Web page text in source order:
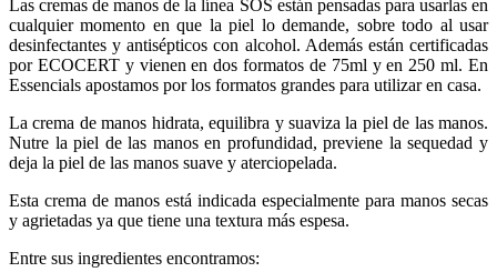
Las cremas de manos de la línea SOS están pensadas para usarlas en
cualquier momento en que la piel lo demande, sobre todo al usar
desinfectantes y antisépticos con alcohol. Además están certificadas
por ECOCERT y vienen en dos formatos de 75ml y en 250 ml. En
Essencials apostamos por los formatos grandes para utilizar en casa.
La crema de manos hidrata, equilibra y suaviza la piel de las manos.
Nutre la piel de las manos en profundidad, previene la sequedad y
deja la piel de las manos suave y aterciopelada.
Esta crema de manos está indicada especialmente para manos secas
y agrietadas ya que tiene una textura más espesa.
Entre sus ingredientes encontramos: